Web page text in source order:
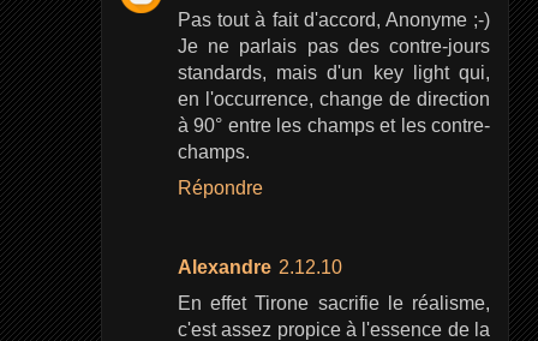
Pas tout à fait d'accord, Anonyme ;-)
Je ne parlais pas des contre-jours
standards, mais d'un key light qui,
en l'occurrence, change de direction
à 90° entre les champs et les contre-
champs.
Répondre
Alexandre 2.12.10
En effet Tirone sacrifie le réalisme,
c'est assez propice à l'essence de la